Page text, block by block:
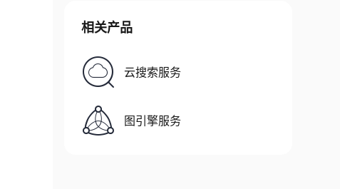
相关产品
云搜索服务
图引擎服务